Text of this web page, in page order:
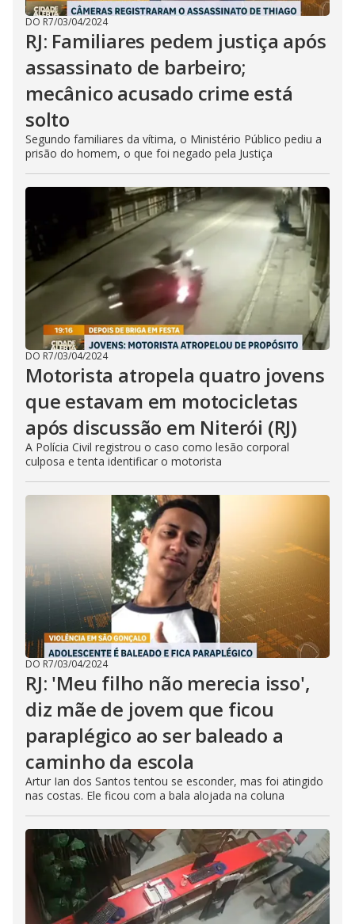
DO R7/03/04/2024
RJ: Familiares pedem justiça após
assassinato de barbeiro;
mecânico acusado crime está
solto
Segundo familiares da vítima, o Ministério Público pediu a
prisão do homem, o que foi negado pela Justiça
DO R7/03/04/2024
Motorista atropela quatro jovens
que estavam em motocicletas
após discussão em Niterói (RJ)
A Polícia Civil registrou o caso como lesão corporal
culposa e tenta identificar o motorista
DO R7/03/04/2024
RJ: 'Meu filho não merecia isso',
diz mãe de jovem que ficou
paraplégico ao ser baleado a
caminho da escola
Artur Ian dos Santos tentou se esconder, mas foi atingido
nas costas. Ele ficou com a bala alojada na coluna